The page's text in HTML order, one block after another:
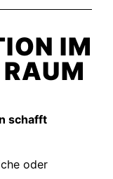
IM
schafft
oder